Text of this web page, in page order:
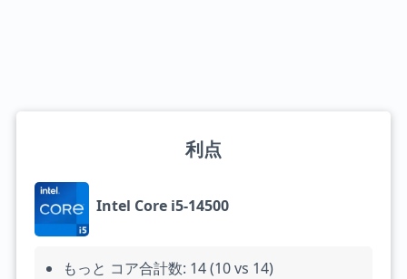
利点
Intel Core i5-14500
もっと コア合計数: 14 (10 vs 14)